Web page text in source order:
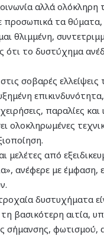
αλλά ολόκληρη
προσωπικά τα
θλιμμένη,
το δυστύχημα
σοβαρές
παραλίες
ολοκληρωμένες
από
ανέφερε με έμφαση,
δυστυχήματα
βασικότερη αιτία,
σήμανσης, φωτισμού,